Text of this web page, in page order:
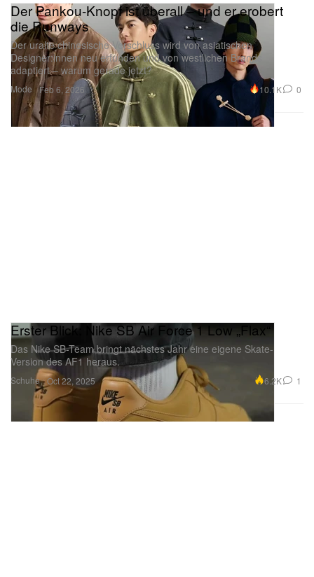
Mode
Der Pankou-Knopf ist überall – und er erobert
die Runways
Der uralte chinesische Verschluss wird von asiatischen
Designer:innen neu erfunden und von westlichen Brands
adaptiert – warum gerade jetzt?
Feb 6, 2026 10.1K 0
Schuhe
Erster Blick: Nike SB Air Force 1 Low „Flax“
Das Nike SB-Team bringt nächstes Jahr eine eigene Skate-
Version des AF1 heraus.
Oct 22, 2025 6.2K 1